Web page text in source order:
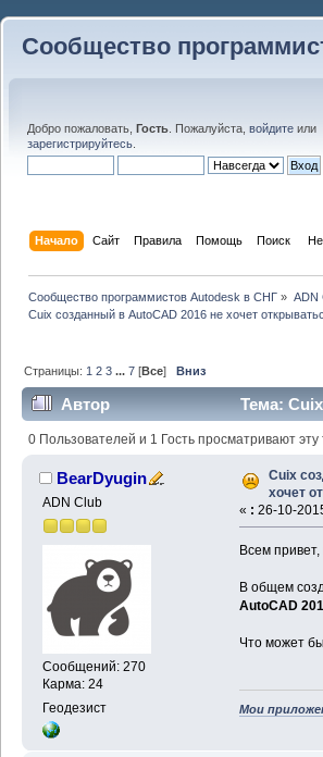
Сообщество
Добро пожаловать, Гость . Пожалуйста, войдите или
зарегистрируйтесь
Начало Сайт Правила Помощь Поиск
Сообщество программистов Autodesk в СНГ » ADN
Cuix созданный в AutoCAD 2016 не хочет
Страницы: 1 2 3 ...7 [Все]Вниз
Автор
Тема:
AutoCAD 2014 (Прочитано 158353
0 Пользователей и 1 Гость просматривают эту
BearDyugin
ADN Club
Сообщений: 270
Карма: 24
Геодезист
Cuix
хочет
« : 26-10-
Всем
В общем
AutoCAD
Что может
Мои